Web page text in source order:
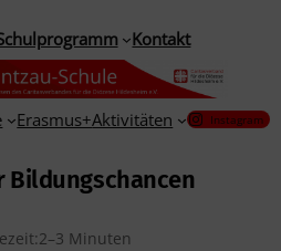
Kontakt
Erasmus+Aktivitäten Instagram
Bildungschancen
2–3 Minuten